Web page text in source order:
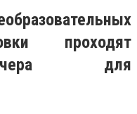
проходят
для